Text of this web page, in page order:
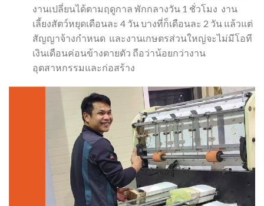
งานเปลี่ยนได้ตามฤดูกาล พักกลางวัน 1 ชั่วโมง งาน
เลี้ยงสัตว์หยุดเดือนละ 4 วัน บางที่ก็เดือนละ 2 วัน แล้วแต่
สัญญาจ้างกำหนด และงานเกษตรส่วนใหญ่จะไม่มีโอที
เงินเดือนค่อนข้างตายตัว ถือว่าน้อยกว่างาน
อุตสาหกรรมและก่อสร้าง